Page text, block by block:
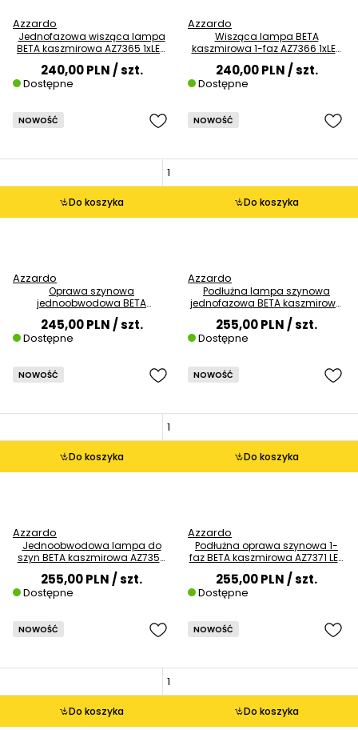
Azzardo
Jednofazowa wisząca lampa
BETA kaszmirowa AZ7365 1xLED
10W 3000K sopel
240,00 PLN/ szt.
Dostępne
Azzardo
Wisząca lampa BETA
kaszmirowa 1-faz AZ7366 1xLED
10W 4000K tuba nad stół
240,00 PLN/ szt.
Dostępne
Do koszyka
NOWOŚĆ
Azzardo
Oprawa szynowa
jednoobwodowa BETA
kaszmirowa AZ7357 1xLED 7W
3000K tuba
245,00 PLN/ szt.
Dostępne
Do koszyka
NOWOŚĆ
Azzardo
Podłużna lampa szynowa
jednofazowa BETA kaszmirowa
AZ7350 LED 18W 3000K
255,00 PLN/ szt.
Dostępne
Do koszyka
NOWOŚĆ
Azzardo
Jednoobwodowa lampa do
szyn BETA kaszmirowa AZ7358
LED 7W 4000K tubka
255,00 PLN/ szt.
Dostępne
Do koszyka
NOWOŚĆ
Azzardo
Podłużna oprawa szynowa 1-
faz BETA kaszmirowa AZ7371 LED
18W 4000K
255,00 PLN/ szt.
Dostępne
Do koszyka
NOWOŚĆ
Do koszyka
NOWOŚĆ